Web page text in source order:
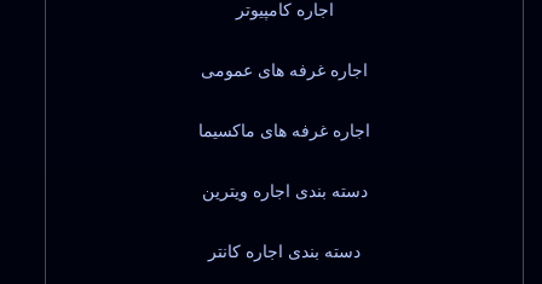
اجاره کامپیوتر
اجاره غرفه های عمومی
اجاره غرفه های ماکسیما
دسته بندی اجاره ویترین
دسته بندی اجاره کانتر